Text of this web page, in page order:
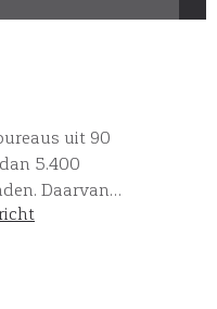
uit 90
5.400
Daarvan
projecten